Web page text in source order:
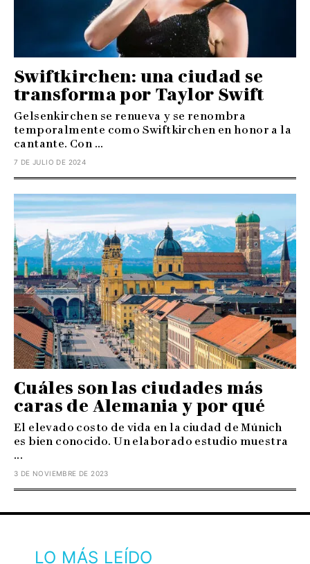
Swiftkirchen: una ciudad se
transforma por Taylor Swift
Gelsenkirchen se renueva y se renombra
temporalmente como Swiftkirchen en honor a la
cantante. Con ...
7 DE JULIO DE 2024
Cuáles son las ciudades más
caras de Alemania y por qué
El elevado costo de vida en la ciudad de Múnich
es bien conocido. Un elaborado estudio muestra
...
3 DE NOVIEMBRE DE 2023
LO MÁS LEÍDO